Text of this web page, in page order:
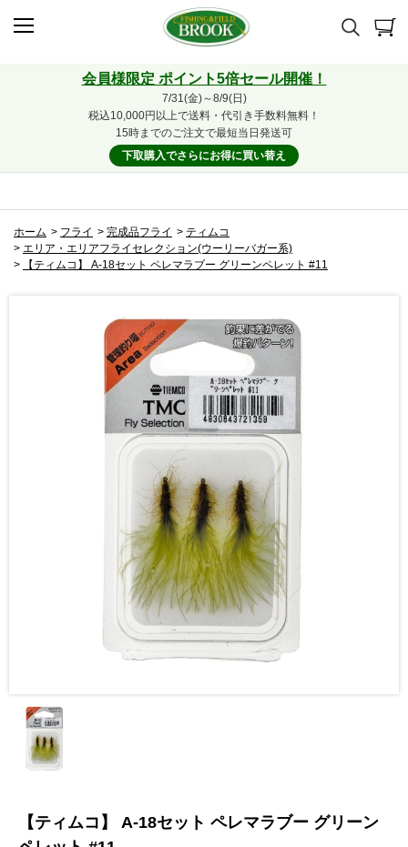
会員様限定 ポイント5倍セール開催！
7/31(金)～8/9(日)
税込10,000円以上で送料・代引き手数料無料！
15時までのご注文で最短当日発送可
下取購入でさらにお得に買い替え
ホーム > フライ > 完成品フライ > ティムコ
> エリア・エリアフライセレクション(ウーリーバガー系)
>
【ティムコ】 A-18セット ペレマラブー グリーンペレット #11
【ティムコ】 A-18セット ペレマラブー グリーン